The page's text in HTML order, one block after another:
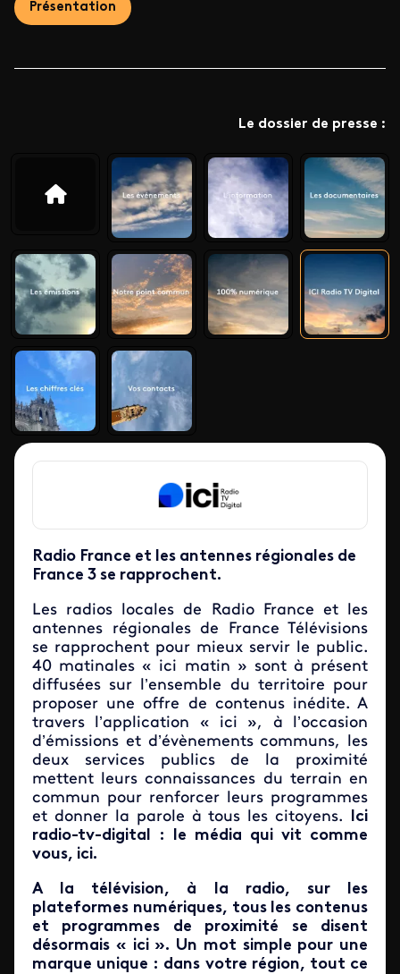
Présentation
Le dossier de presse :
Radio France et les antennes régionales de
France 3 se rapprochent.
Les radios locales de Radio France et les
antennes régionales de France Télévisions
se rapprochent pour mieux servir le public.
40 matinales « ici matin » sont à présent
diffusées sur l’ensemble du territoire pour
proposer une offre de contenus inédite. A
travers l’application « ici », à l’occasion
d’émissions et d’évènements communs, les
deux services publics de la proximité
mettent leurs connaissances du terrain en
commun pour renforcer leurs programmes
et donner la parole à tous les citoyens. Ici
radio-tv-digital : le média qui vit comme
vous, ici.
A la télévision, à la radio, sur les
plateformes numériques, tous les contenus
et programmes de proximité se disent
désormais « ici ». Un mot simple pour une
marque unique : dans votre région, tout ce